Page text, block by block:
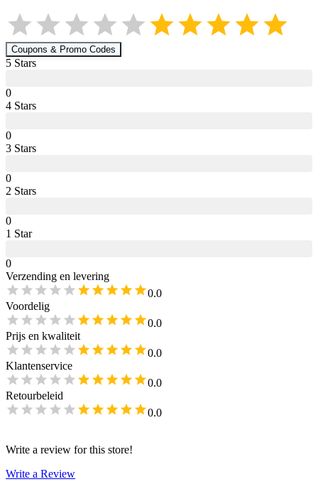
Coupons & Promo Codes
5 Stars
0
4 Stars
0
3 Stars
0
2 Stars
0
1 Star
0
Verzending en levering
0.0
Voordelig
0.0
Prijs en kwaliteit
0.0
Klantenservice
0.0
Retourbeleid
0.0
Write a review for this store!
Write a Review